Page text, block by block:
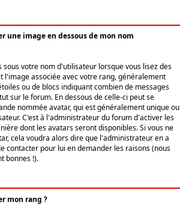
une image en dessous de mon nom
sous votre nom d'utilisateur lorsque vous lisez des
l'image associée avec votre rang, généralement
ou de blocs indiquant combien de messages
sur le forum. En dessous de celle-ci peut se
nommée avatar, qui est généralement unique ou
C'est à l'administrateur du forum d'activer les
dont les avatars seront disponibles. Si vous ne
cela voudra alors dire que l'administrateur en a
contacter pour lui en demander les raisons (nous
bonnes !).
mon rang ?